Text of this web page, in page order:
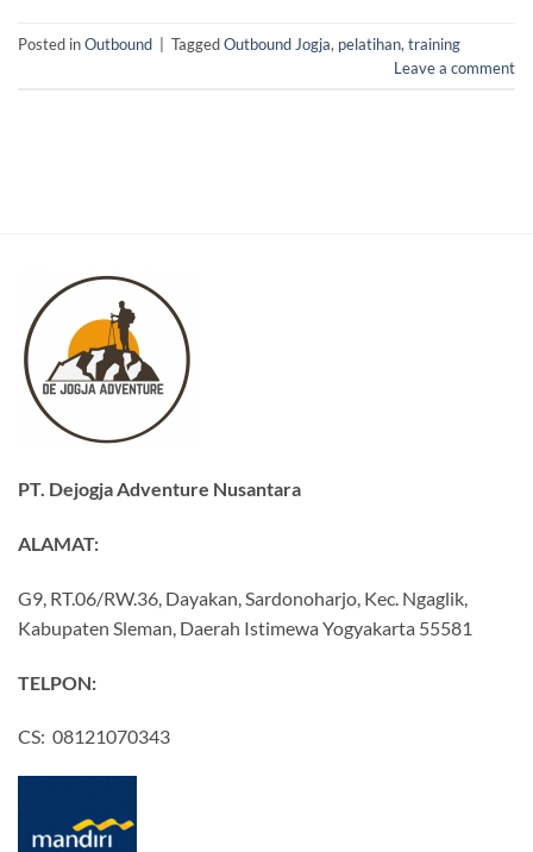
Posted inOutbound TaggedOutbound Jogja, pelatihan, training
Leave a comment
PT. Dejogja Adventure Nusantara
ALAMAT:
G9, RT.06/RW.36, Dayakan, Sardonoharjo, Kec. Ngaglik,
Kabupaten Sleman, Daerah Istimewa Yogyakarta 55581
TELPON:
CS: 08121070343